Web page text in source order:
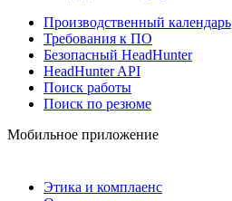
Производственный календарь
Требования к ПО
Безопасный HeadHunter
HeadHunter API
Поиск работы
Поиск по резюме
Мобильное приложение
Этика и комплаенс